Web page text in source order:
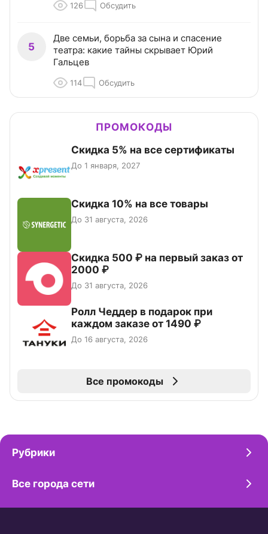
126 Обсудить
5
Две семьи, борьба за сына и спасение
театра: какие тайны скрывает Юрий
Гальцев
114 Обсудить
ПРОМОКОДЫ
Скидка 5% на все сертификаты
До 1 января, 2027
Скидка 10% на все товары
До 31 августа, 2026
Скидка 500 ₽ на первый заказ от
2000 ₽
До 31 августа, 2026
Ролл Чеддер в подарок при
каждом заказе от 1490 ₽
До 16 августа, 2026
Все промокоды
Рубрики
Все города сети